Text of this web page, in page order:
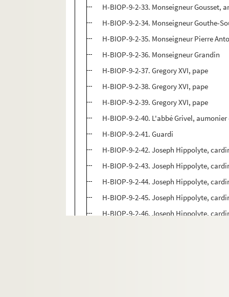
H-BIOP-9-2-33. Monseigneur Gousset,
H-BIOP-9-2-34. Monseigneur Gouthe-
H-BIOP-9-2-35. Monseigneur Pierre
H-BIOP-9-2-36. Monseigneur Grandin
H-BIOP-9-2-37. Gregory XVI, pape
H-BIOP-9-2-38. Gregory XVI, pape
H-BIOP-9-2-39. Gregory XVI, pape
H-BIOP-9-2-40. L'abbé Grivel,
H-BIOP-9-2-41. Guardi
H-BIOP-9-2-42. Joseph Hippolyte,
H-BIOP-9-2-43. Joseph Hippolyte,
H-BIOP-9-2-44. Joseph Hippolyte,
H-BIOP-9-2-45. Joseph Hippolyte,
H-BIOP-9-2-46. Joseph Hippolyte,